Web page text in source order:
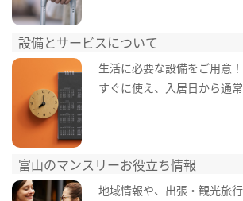
設備とサービスについて
生活に必要な設備をご用意
すぐに使え、入居日から通
富山のマンスリーお役立ち情報
地域情報や、出張・観光旅